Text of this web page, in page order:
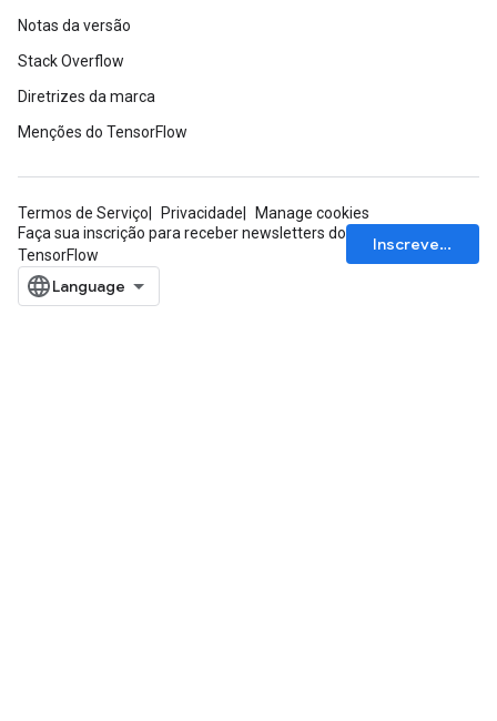
Notas da versão
Stack Overflow
Diretrizes da marca
Menções do TensorFlow
Termos de Serviço Privacidade
Manage cookies
Faça sua inscrição para receber newsletters do
TensorFlow
Inscrever-se